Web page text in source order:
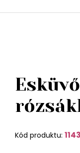
Kód produktu: